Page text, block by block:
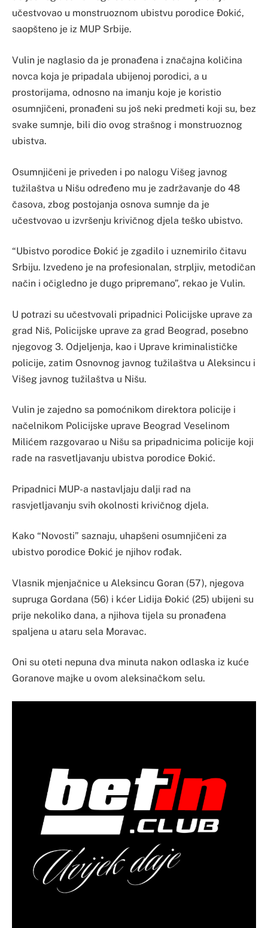
učestvovao u monstruoznom ubistvu porodice Đokić,
saopšteno je iz MUP Srbije.
Vulin je naglasio da je pronađena i značajna količina
novca koja je pripadala ubijenoj porodici, a u
prostorijama, odnosno na imanju koje je koristio
osumnjičeni, pronađeni su još neki predmeti koji su, bez
svake sumnje, bili dio ovog strašnog i monstruoznog
ubistva.
Osumnjičeni je priveden i po nalogu Višeg javnog
tužilaštva u Nišu određeno mu je zadržavanje do 48
časova, zbog postojanja osnova sumnje da je
učestvovao u izvršenju krivičnog djela teško ubistvo.
“Ubistvo porodice Đokić je zgadilo i uznemirilo čitavu
Srbiju. Izvedeno je na profesionalan, strpljiv, metodičan
način i očigledno je dugo pripremano”, rekao je Vulin.
U potrazi su učestvovali pripadnici Policijske uprave za
grad Niš, Policijske uprave za grad Beograd, posebno
njegovog 3. Odjeljenja, kao i Uprave kriminalističke
policije, zatim Osnovnog javnog tužilaštva u Aleksincu i
Višeg javnog tužilaštva u Nišu.
Vulin je zajedno sa pomoćnikom direktora policije i
načelnikom Policijske uprave Beograd Veselinom
Milićem razgovarao u Nišu sa pripadnicima policije koji
rade na rasvetljavanju ubistva porodice Đokić.
Pripadnici MUP-a nastavljaju dalji rad na
rasvjetljavanju svih okolnosti krivičnog djela.
Kako “Novosti” saznaju, uhapšeni osumnjičeni za
ubistvo porodice Đokić je njihov rođak.
Vlasnik mjenjačnice u Aleksincu Goran (57), njegova
supruga Gordana (56) i kćer Lidija Đokić (25) ubijeni su
prije nekoliko dana, a njihova tijela su pronađena
spaljena u ataru sela Moravac.
Oni su oteti nepuna dva minuta nakon odlaska iz kuće
Goranove majke u ovom aleksinačkom selu.